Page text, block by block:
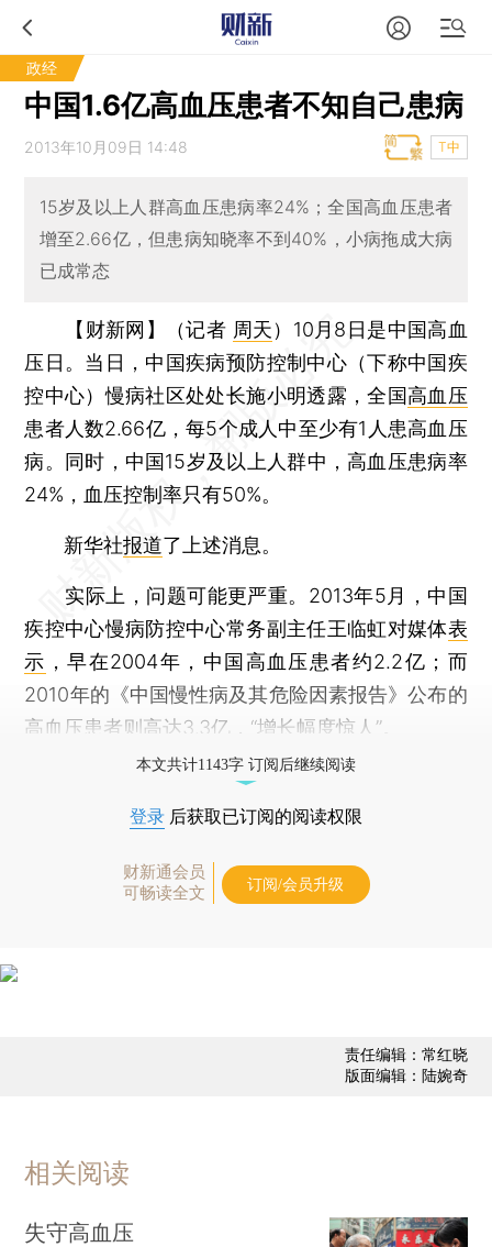
政经
中国1.6亿高血压患者不知自己患病
2013年10月09日 14:48 T中
15岁及以上人群高血压患病率24%；全国高血压患者
增至2.66亿，但患病知晓率不到40%，小病拖成大病
已成常态
【财新网】（记者 周天） 10月8日是中国高血
压日。当日，中国疾病预防控制中心（下称中国疾
控中心）慢病社区处处长施小明透露，全国高血压
患者人数2.66亿，每5个成人中至少有1人患高血压
病。同时，中国15岁及以上人群中，高血压患病率
24%，血压控制率只有50%。
新华社报道了上述消息。
实际上，问题可能更严重。2013年5月，中国
疾控中心慢病防控中心常务副主任王临虹对媒体表
示 ，早在2004年，中国高血压患者约2.2亿；而
2010年的《中国慢性病及其危险因素报告》公布的
高血压患者则高达3.3亿，“增长幅度惊人”。
本文共计1143字 订阅后继续阅读
登录 后获取已订阅的阅读权限
财新通会员
可畅读全文
订阅/会员升级
责任编辑：常红晓
版面编辑：陆婉奇
相关阅读
失守高血压